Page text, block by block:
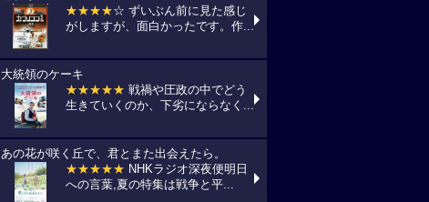
★★★★☆ ずいぶん前に見た感じ
がしますが、面白かったです。作...
大統領のケーキ
★★★★★ 戦禍や圧政の中でどう
生きていくのか、下劣にならなく...
あの花が咲く丘で、君とまた出会えたら。
★★★★★ NHKラジオ深夜便明日
への言葉,夏の特集は戦争と平...